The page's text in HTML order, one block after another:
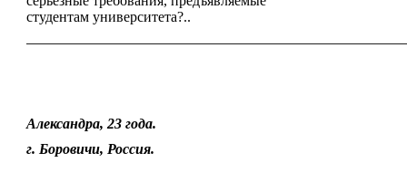
студентам университета?..
Александра, 23 года.
г. Боровичи, Россия.